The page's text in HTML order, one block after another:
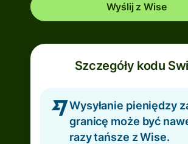
Wyślij z Wise
Szczegóły kodu
Wysyłanie pieniędzy
granicę może być
razy tańsze z Wise.